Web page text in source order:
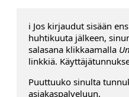
ℹ️ Jos kirjaudut sisään
huhtikuuta jälkeen,
salasana klikkaamalla
linkkiä.
Puuttuuko sinulta
asiakaspalveluun.